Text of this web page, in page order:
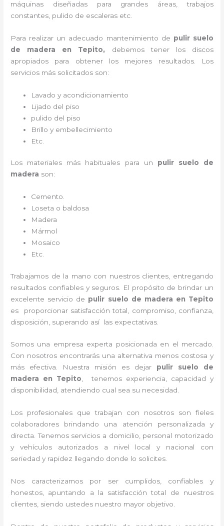
máquinas diseñadas para grandes áreas, trabajos
constantes, pulido de escaleras etc.
Para realizar un adecuado mantenimiento de pulir suelo
de madera en Tepito, debemos tener los discos
apropiados para obtener los mejores resultados. Los
servicios más solicitados son:
Lavado y acondicionamiento
Lijado del piso
pulido del piso
Brillo y embellecimiento
Etc.
Los materiales más habituales para un pulir suelo de
madera son:
Cemento.
Loseta o baldosa
Madera
Mármol
Mosaico
Etc.
Trabajamos de la mano con nuestros clientes, entregando
resultados confiables y seguros. El propósito de brindar un
excelente servicio de pulir suelo de madera en Tepito
es proporcionar satisfacción total, compromiso, confianza,
disposición, superando así las expectativas.
Somos una empresa experta posicionada en el mercado.
Con nosotros encontrarás una alternativa menos costosa y
más efectiva. Nuestra misión es dejar pulir suelo de
madera en Tepito, tenemos experiencia, capacidad y
disponibilidad, atendiendo cual sea su necesidad.
Los profesionales que trabajan con nosotros son fieles
colaboradores brindando una atención personalizada y
directa. Tenemos servicios a domicilio, personal motorizado
y vehículos autorizados a nivel local y nacional con
seriedad y rapidez llegando donde lo solicites.
Nos caracterizamos por ser cumplidos, confiables y
honestos, apuntando a la satisfacción total de nuestros
clientes, siendo ustedes nuestro mayor objetivo.